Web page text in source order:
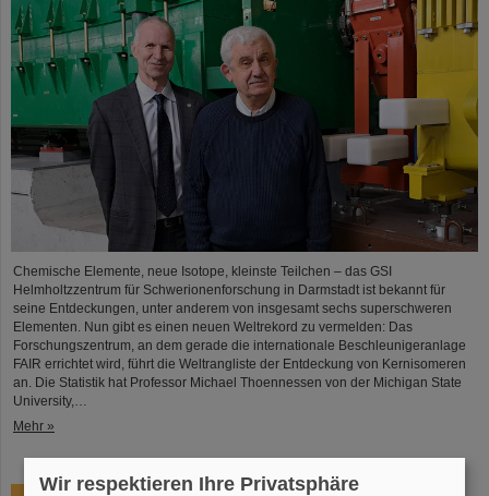
Chemische Elemente, neue Isotope, kleinste Teilchen – das GSI
Helmholtzzentrum für Schwerionenforschung in Darmstadt ist bekannt für
seine Entdeckungen, unter anderem von insgesamt sechs superschweren
Elementen. Nun gibt es einen neuen Weltrekord zu vermelden: Das
Forschungszentrum, an dem gerade die internationale Beschleunigeranlage
FAIR errichtet wird, führt die Weltrangliste der Entdeckung von Kernisomeren
an. Die Statistik hat Professor Michael Thoennessen von der Michigan State
University,…
Mehr »
GSI-Aufsichtsrat und Geschäftsführung beschließen
Wir respektieren Ihre Privatsphäre